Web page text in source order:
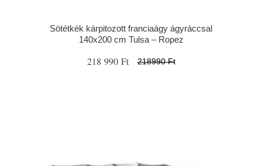
Sötétkék kárpitozott franciaágy ágyráccsal
140x200 cm Tulsa – Ropez
218 990 Ft 218990 Ft